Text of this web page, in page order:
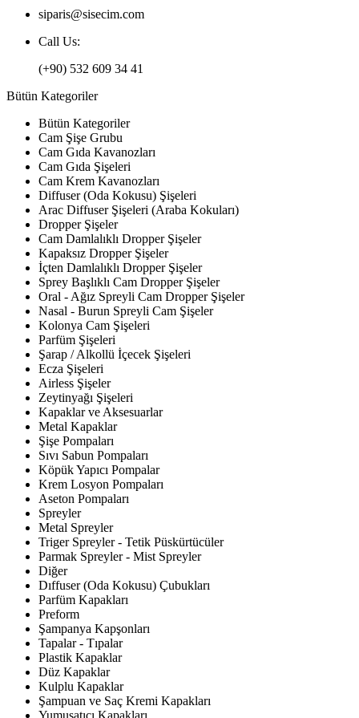
siparis@sisecim.com
Call Us:
(+90) 532 609 34 41
Bütün Kategoriler
Bütün Kategoriler
Cam Şişe Grubu
Cam Gıda Kavanozları
Cam Gıda Şişeleri
Cam Krem Kavanozları
Diffuser (Oda Kokusu) Şişeleri
Arac Diffuser Şişeleri (Araba Kokuları)
Dropper Şişeler
Cam Damlalıklı Dropper Şişeler
Kapaksız Dropper Şişeler
İçten Damlalıklı Dropper Şişeler
Sprey Başlıklı Cam Dropper Şişeler
Oral - Ağız Spreyli Cam Dropper Şişeler
Nasal - Burun Spreyli Cam Şişeler
Kolonya Cam Şişeleri
Parfüm Şişeleri
Şarap / Alkollü İçecek Şişeleri
Ecza Şişeleri
Airless Şişeler
Zeytinyağı Şişeleri
Kapaklar ve Aksesuarlar
Metal Kapaklar
Şişe Pompaları
Sıvı Sabun Pompaları
Köpük Yapıcı Pompalar
Krem Losyon Pompaları
Aseton Pompaları
Spreyler
Metal Spreyler
Triger Spreyler - Tetik Püskürtücüler
Parmak Spreyler - Mist Spreyler
Diğer
Dıffuser (Oda Kokusu) Çubukları
Parfüm Kapakları
Preform
Şampanya Kapşonları
Tapalar - Tıpalar
Plastik Kapaklar
Düz Kapaklar
Kulplu Kapaklar
Şampuan ve Saç Kremi Kapakları